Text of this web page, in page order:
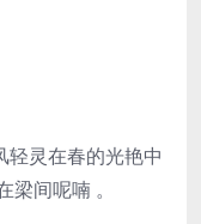
轻灵在春的光艳中
间呢喃 。